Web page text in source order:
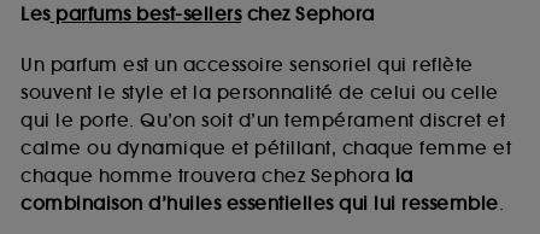
Lesparfums best-sellerschez Sephora
Un parfum est un accessoire sensoriel qui reflète
souvent le style et la personnalité de celui ou celle
qui le porte. Qu’on soit d’un tempérament discret et
calme ou dynamique et pétillant, chaque femme et
chaque homme trouvera chez Sephora la
combinaison d’huiles essentielles qui lui ressemble.